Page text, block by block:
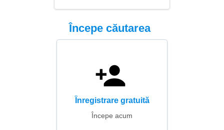
Începe căutarea
Înregistrare gratuită
Începe acum